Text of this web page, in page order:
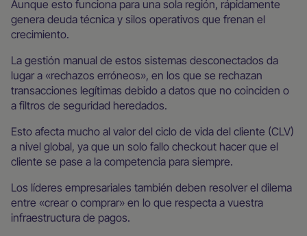
Aunque esto funciona para una sola región, rápidamente
genera deuda técnica y silos operativos que frenan el
crecimiento.
La gestión manual de estos sistemas desconectados da
lugar a «rechazos erróneos», en los que se rechazan
transacciones legítimas debido a datos que no coinciden o
a filtros de seguridad heredados.
Esto afecta mucho al valor del ciclo de vida del cliente (CLV)
a nivel global, ya que un solo fallo checkout hacer que el
cliente se pase a la competencia para siempre.
Los líderes empresariales también deben resolver el dilema
entre «crear o comprar» en lo que respecta a vuestra
infraestructura de pagos.